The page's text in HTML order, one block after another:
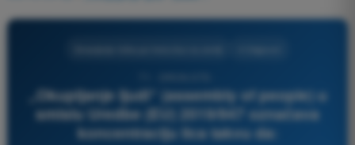
„Okupljanje ljudi“ (assembly of people) u
smislu Uredbe (EU) 2019/947 označava
koncentraciju lica takvu da: